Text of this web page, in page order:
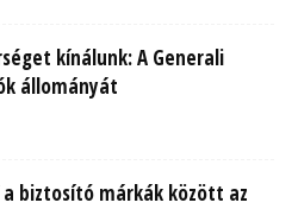
kínálunk: A Generali
állományát
biztosító márkák között az